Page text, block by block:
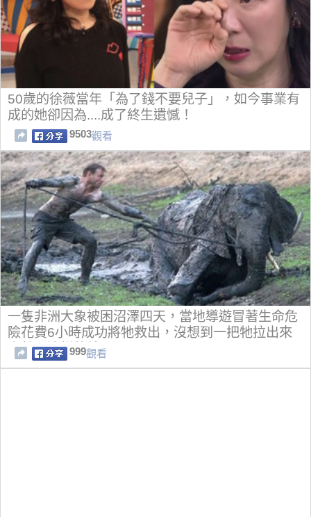
50歲的徐薇當年「為了錢不要兒子」，如今事業有
成的她卻因為....成了終生遺憾！
9503觀看
一隻非洲大象被困沼澤四天，當地導遊冒著生命危
險花費6小時成功將牠救出，沒想到一把牠拉出來
竟然是這樣的結果···
999觀看